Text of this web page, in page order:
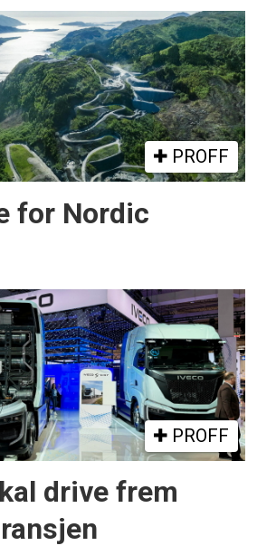
PROFF
for Nordic
PROFF
drive frem